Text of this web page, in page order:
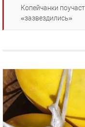
Копейчанки
«зазвездились»